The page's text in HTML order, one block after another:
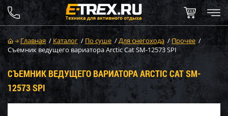
Главная / Каталог / По суше /Для снегохода /Прочее /
Съемник ведущего вариатора Arctic Cat SM-12573 SPI
СЪЕМНИК ВЕДУЩЕГО ВАРИАТОРА ARCTIC CAT SM-
12573 SPI